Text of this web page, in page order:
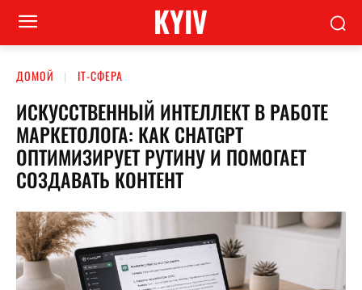
KYIV
ДОМОЙ ІТ-СФЕРА
ИСКУССТВЕННЫЙ ИНТЕЛЛЕКТ В РАБОТЕ
МАРКЕТОЛОГА: КАК CHATGPT
ОПТИМИЗИРУЕТ РУТИНУ И ПОМОГАЕТ
СОЗДАВАТЬ КОНТЕНТ